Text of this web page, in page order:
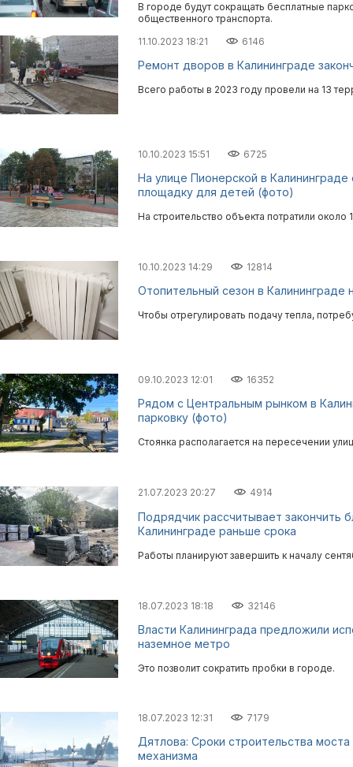
В городе будут сокращать бесплатные
общественного транспорта.
11.10.2023 18:21
6146
Ремонт дворов в Калининграде
Всего работы в 2023 году провели на 13
10.10.2023 15:51 6725
На улице Пионерской в
площадку для детей (фото)
На строительство объекта потратили
10.10.2023 14:29 12814
Отопительный сезон в Калининграде
Чтобы отрегулировать подачу тепла,
09.10.2023 12:01 16352
Рядом с Центральным рынком в
парковку (фото)
Стоянка располагается на пересечении
21.07.2023 20:27 4914
Подрядчик рассчитывает закончить
Калининграде раньше срока
Работы планируют завершить к началу
18.07.2023 18:18 32146
Власти Калининграда предложили
наземное метро
Это позволит сократить пробки в городе.
18.07.2023 12:31 7179
Дятлова: Сроки строительства
механизма